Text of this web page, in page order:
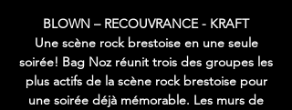
BLOWN – RECOUVRANCE - KRAFT
Une scène rock brestoise en une seule
soirée! Bag Noz réunit trois des groupes les
plus actifs de la scène rock brestoise pour
une soirée déjà mémorable. Les murs de